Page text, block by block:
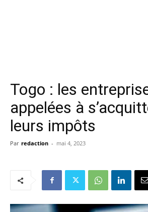
Togo : les
appelées à
leurs impôts
Par redaction - mai 4, 2023